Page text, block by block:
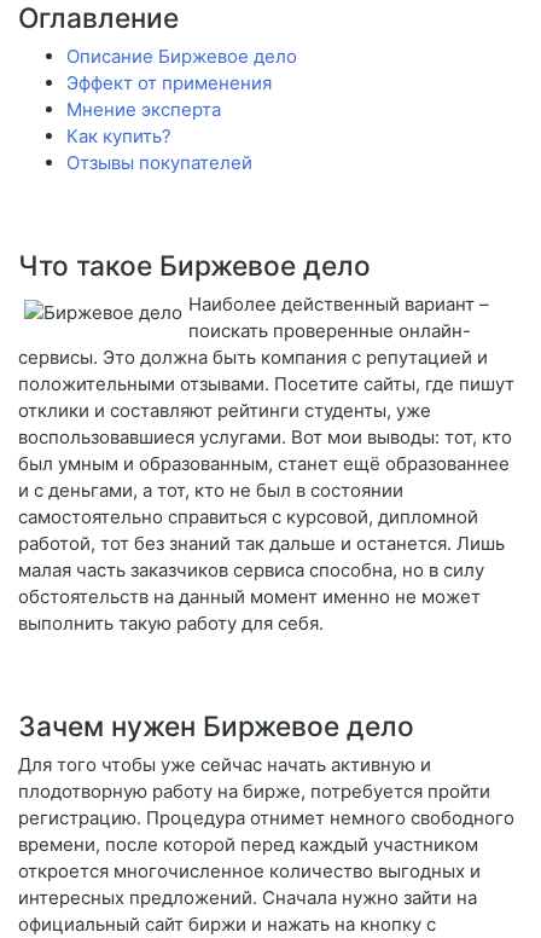
Оглавление
Описание Биржевое дело
Эффект от применения
Мнение эксперта
Как купить?
Отзывы покупателей
Что такое Биржевое дело
Наиболее действенный вариант –
поискать проверенные онлайн-
сервисы. Это должна быть компания с репутацией и
положительными отзывами. Посетите сайты, где пишут
отклики и составляют рейтинги студенты, уже
воспользовавшиеся услугами. Вот мои выводы: тот, кто
был умным и образованным, станет ещё образованнее
и с деньгами, а тот, кто не был в состоянии
самостоятельно справиться с курсовой, дипломной
работой, тот без знаний так дальше и останется. Лишь
малая часть заказчиков сервиса способна, но в силу
обстоятельств на данный момент именно не может
выполнить такую работу для себя.
Зачем нужен Биржевое дело
Для того чтобы уже сейчас начать активную и
плодотворную работу на бирже, потребуется пройти
регистрацию. Процедура отнимет немного свободного
времени, после которой перед каждый участником
откроется многочисленное количество выгодных и
интересных предложений. Сначала нужно зайти на
официальный сайт биржи и нажать на кнопку с